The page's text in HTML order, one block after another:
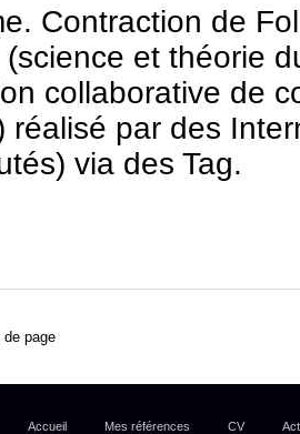
Contraction de
(science et théorie
collaborative de
réalisé par des
via des Tag.
de page
Accueil Mes références CV